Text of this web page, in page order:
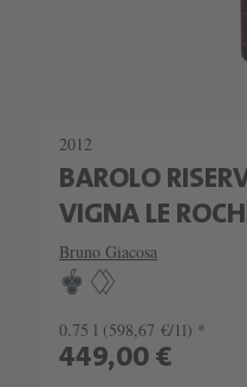
2012
BAROLO
VIGNA LE
Bruno Giacosa
0.75 l (598,67 €/1l) *
449,00 €